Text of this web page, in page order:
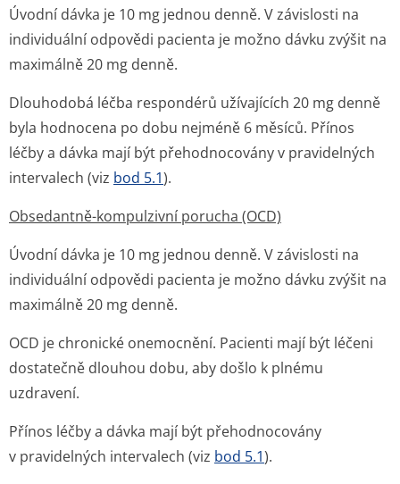
Úvodní dávka je 10 mg jednou denně. V závislosti na
individuální odpovědi pacienta je možno dávku zvýšit na
maximálně 20 mg denně.
Dlouhodobá léčba respondérů užívajících 20 mg denně
byla hodnocena po dobu nejméně 6 měsíců. Přínos
léčby a dávka mají být přehodnocovány v pravidelných
intervalech (viz bod 5.1).
Obsedantně-kompulzivní porucha (OCD)
Úvodní dávka je 10 mg jednou denně. V závislosti na
individuální odpovědi pacienta je možno dávku zvýšit na
maximálně 20 mg denně.
OCD je chronické onemocnění. Pacienti mají být léčeni
dostatečně dlouhou dobu, aby došlo k plnému
uzdravení.
Přínos léčby a dávka mají být přehodnocovány
v pravidelných intervalech (viz bod 5.1).